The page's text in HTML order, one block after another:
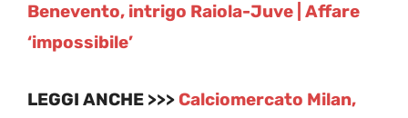
Benevento, intrigo Raiola-Juve | Affare
‘impossibile’
LEGGI ANCHE >>> Calciomercato Milan,